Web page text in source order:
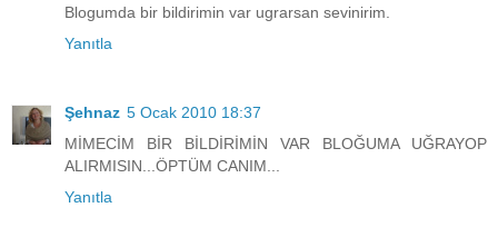
Blogumda bir bildirimin var ugrarsan sevinirim.
Yanıtla
Şehnaz 5 Ocak 2010 18:37
MİMECİM BİR BİLDİRİMİN VAR BLOĞUMA UĞRAYOP
ALIRMISIN...ÖPTÜM CANIM...
Yanıtla